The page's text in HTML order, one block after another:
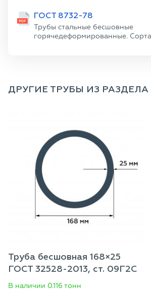
ГОСТ 8732-78
Трубы стальные бесшовные
горячедеформированные.
ДРУГИЕ ТРУБЫ ИЗ РАЗДЕЛА
Труба бесшовная 168×25
ГОСТ 32528-2013, ст. 09Г2С
В наличии 0.116 тонн